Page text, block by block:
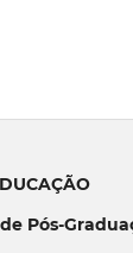
Pós-